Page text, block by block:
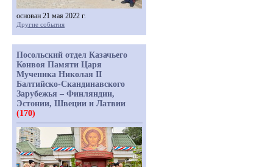
основан 21 мая 2022 г.
Другие события
Посольский отдел Казачьего
Конвоя Памяти Царя
Мученика Николая II
Балтийско-Скандинавского
Зарубежья – Финляндии,
Эстонии, Швеции и Латвии
(170)